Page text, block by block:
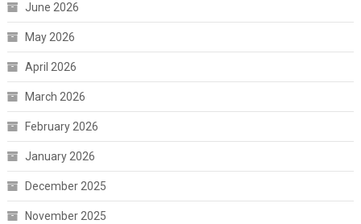
June 2026
May 2026
April 2026
March 2026
February 2026
January 2026
December 2025
November 2025